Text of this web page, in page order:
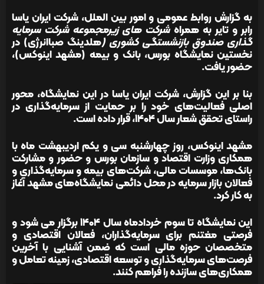
به گزارش روابط عمومی و امور بین الملل، شرکت ایران یاسا
رابر و تایر به همراهشرکت های زیرمجموعه شرکت سرمایه
گذاری صندوق بازنشستگی کشوری (هلدینگ صباانرژی) در
نخستین نمایشگاه بورس، بانک و بیمه (مشهد اینوکس)،
حضور یافت.
بنا بر این گزارش، شرکت ایران یاسا در این نمایشگاه، محور
اصلی فعالیت‌های خود را بر حمایت از سرمایه‌گذاری در
راستای تحقق شعار سال ۱۴۰۴، قرار داده است.
مشهد اینوکس، روز چهارشنبه سی و یکم اردیبهشت‌ ماه با
همکاری وزارت اقتصاد و سازمان بورس و حضور و مشارکت
بانک‌ها، موسسات مالی، شرکت‌های بیمه و سرمایه‌گذاری و
فعالان بازار سرمایه در محل دائمی نمایشگاه‌های مشهد آغاز
به کار کرد.
این نمایشگاه تا سوم خردادماه سال ۱۴۰۴ برگزار می شود و
فرصتی مغتنم برای سرمایه‌گذاران، فعالان اقتصادی و
متخصصان حوزه مالی است که ضمن آشنایی با آخرین
فرصت‌های سرمایه‌گذاری و توسعه اقتصادی، زمینه تعامل و
همکاری‌های سازنده را فراهم کنند.